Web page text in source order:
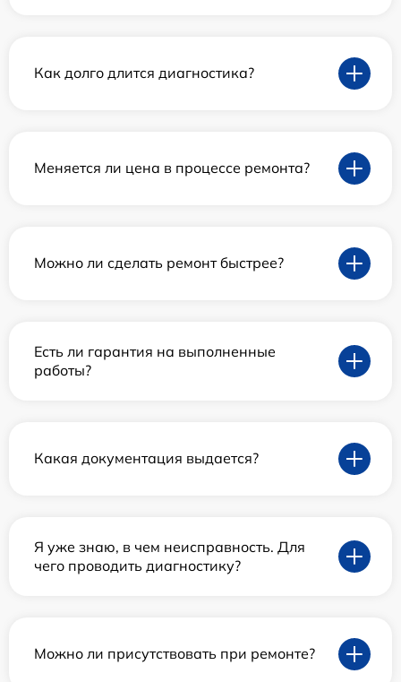
Как долго длится диагностика?
Меняется ли цена в процессе ремонта?
Можно ли сделать ремонт быстрее?
Есть ли гарантия на выполненные
работы?
Какая документация выдается?
Я уже знаю, в чем неисправность. Для
чего проводить диагностику?
Можно ли присутствовать при ремонте?